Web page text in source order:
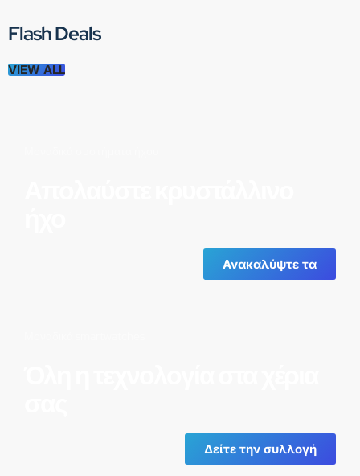
Flash Deals
VIEW ALL
Ανακαλύψτε τα
Δείτε την συλλογή